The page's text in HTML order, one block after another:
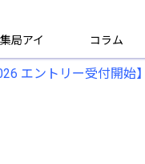
局アイ コラム
エントリー受付開